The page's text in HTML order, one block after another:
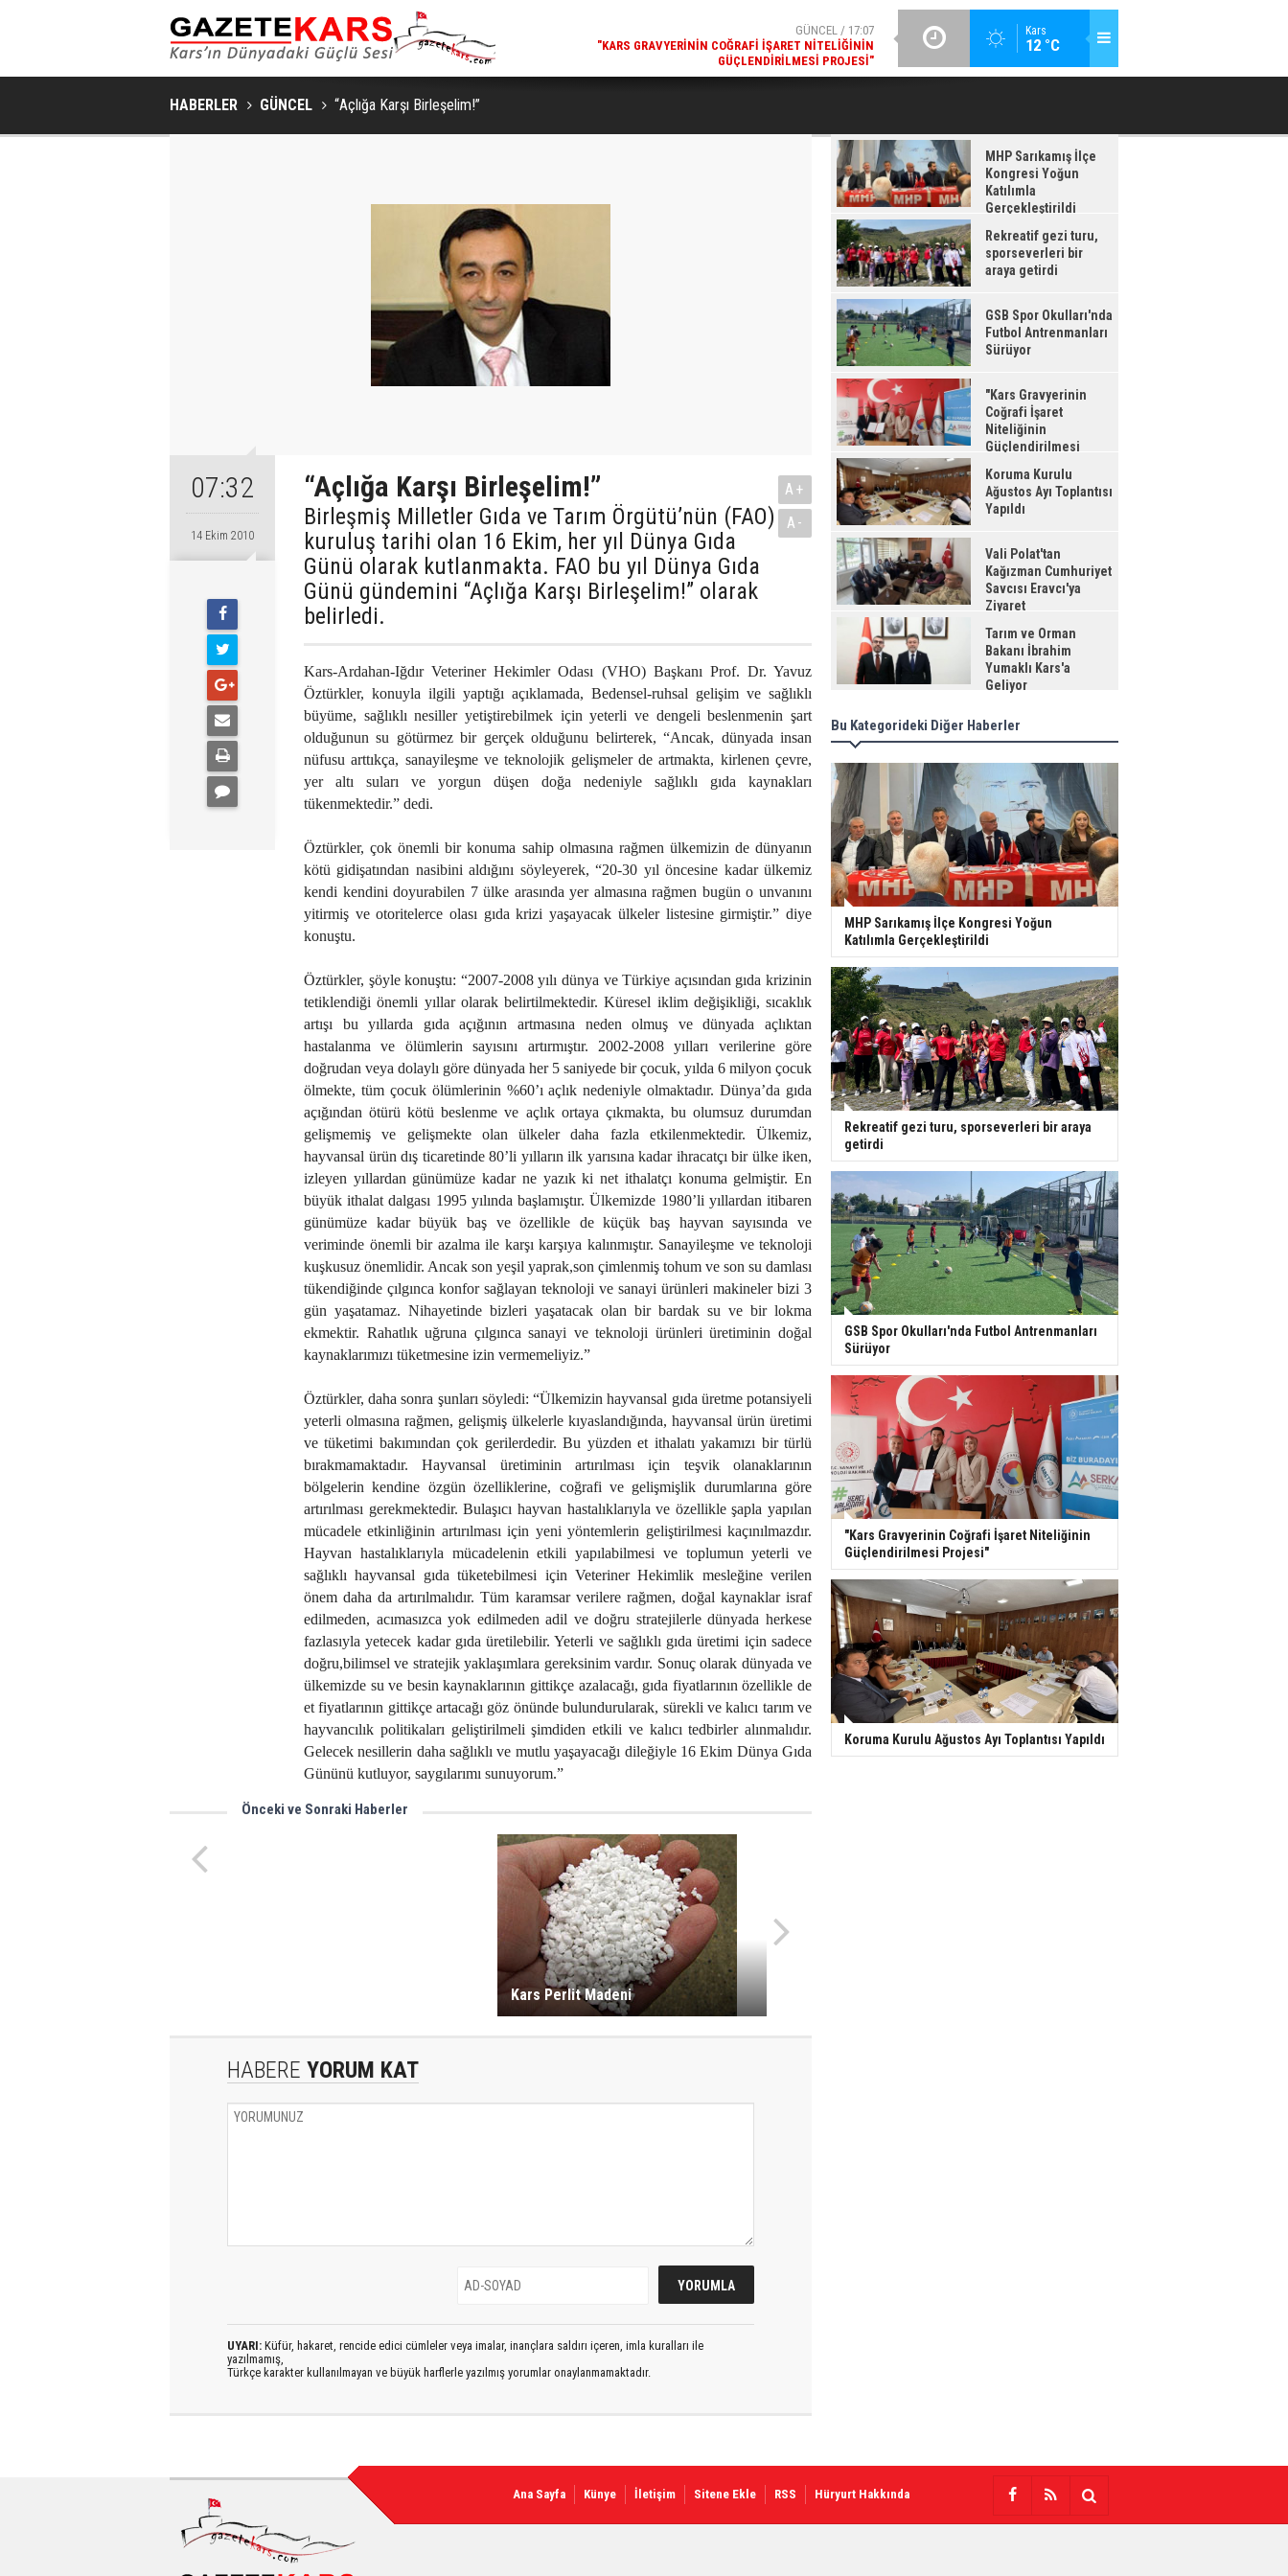
Kars
12 °C
GÜNCEL / 17:08
BIR ARAYA GETIRDI GSB SPOR OKULLARI'NDA FUTBOL ANTRENMANLARI SÜRÜYOR
GÜNCEL / 17:07
"KARS GRAVYERININ COĞRAFI İŞARET NITELIĞININ
GÜÇLENDIRILMESI PROJESI"
KORUMA KURULU AĞUSTOS AYI TOPLANTISI YAPILDI
HABERLER GÜNCEL “Açlığa Karşı Birleşelim!”
07:32
14 Ekim 2010
“Açlığa Karşı Birleşelim!”
Birleşmiş Milletler Gıda ve Tarım Örgütü’nün (FAO)
kuruluş tarihi olan 16 Ekim, her yıl Dünya Gıda
Günü olarak kutlanmakta. FAO bu yıl Dünya Gıda
Günü gündemini “Açlığa Karşı Birleşelim!” olarak
belirledi.
A+
A-
Kars-Ardahan-Iğdır Veteriner Hekimler Odası (VHO) Başkanı Prof. Dr. Yavuz
Öztürkler, konuyla ilgili yaptığı açıklamada, Bedensel-ruhsal gelişim ve sağlıklı
büyüme, sağlıklı nesiller yetiştirebilmek için yeterli ve dengeli beslenmenin şart
olduğunun su götürmez bir gerçek olduğunu belirterek, “Ancak, dünyada insan
nüfusu arttıkça, sanayileşme ve teknolojik gelişmeler de artmakta, kirlenen çevre,
yer altı suları ve yorgun düşen doğa nedeniyle sağlıklı gıda kaynakları
tükenmektedir.” dedi.
Öztürkler, çok önemli bir konuma sahip olmasına rağmen ülkemizin de dünyanın
kötü gidişatından nasibini aldığını söyleyerek, “20-30 yıl öncesine kadar ülkemiz
kendi kendini doyurabilen 7 ülke arasında yer almasına rağmen bugün o unvanını
yitirmiş ve otoritelerce olası gıda krizi yaşayacak ülkeler listesine girmiştir.” diye
konuştu.
Öztürkler, şöyle konuştu: “2007-2008 yılı dünya ve Türkiye açısından gıda krizinin
tetiklendiği önemli yıllar olarak belirtilmektedir. Küresel iklim değişikliği, sıcaklık
artışı bu yıllarda gıda açığının artmasına neden olmuş ve dünyada açlıktan
hastalanma ve ölümlerin sayısını artırmıştır. 2002-2008 yılları verilerine göre
doğrudan veya dolaylı göre dünyada her 5 saniyede bir çocuk, yılda 6 milyon çocuk
ölmekte, tüm çocuk ölümlerinin %60’ı açlık nedeniyle olmaktadır. Dünya’da gıda
açığından ötürü kötü beslenme ve açlık ortaya çıkmakta, bu olumsuz durumdan
gelişmemiş ve gelişmekte olan ülkeler daha fazla etkilenmektedir. Ülkemiz,
hayvansal ürün dış ticaretinde 80’li yılların ilk yarısına kadar ihracatçı bir ülke iken,
izleyen yıllardan günümüze kadar ne yazık ki net ithalatçı konuma gelmiştir. En
büyük ithalat dalgası 1995 yılında başlamıştır. Ülkemizde 1980’li yıllardan itibaren
günümüze kadar büyük baş ve özellikle de küçük baş hayvan sayısında ve
veriminde önemli bir azalma ile karşı karşıya kalınmıştır. Sanayileşme ve teknoloji
kuşkusuz önemlidir. Ancak son yeşil yaprak,son çimlenmiş tohum ve son su damlası
tükendiğinde çılgınca konfor sağlayan teknoloji ve sanayi ürünleri makineler bizi 3
gün yaşatamaz. Nihayetinde bizleri yaşatacak olan bir bardak su ve bir lokma
ekmektir. Rahatlık uğruna çılgınca sanayi ve teknoloji ürünleri üretiminin doğal
kaynaklarımızı tüketmesine izin vermemeliyiz.”
Öztürkler, daha sonra şunları söyledi: “Ülkemizin hayvansal gıda üretme potansiyeli
yeterli olmasına rağmen, gelişmiş ülkelerle kıyaslandığında, hayvansal ürün üretimi
ve tüketimi bakımından çok gerilerdedir. Bu yüzden et ithalatı yakamızı bir türlü
bırakmamaktadır. Hayvansal üretiminin artırılması için teşvik olanaklarının
bölgelerin kendine özgün özelliklerine, coğrafi ve gelişmişlik durumlarına göre
artırılması gerekmektedir. Bulaşıcı hayvan hastalıklarıyla ve özellikle şapla yapılan
mücadele etkinliğinin artırılması için yeni yöntemlerin geliştirilmesi kaçınılmazdır.
Hayvan hastalıklarıyla mücadelenin etkili yapılabilmesi ve toplumun yeterli ve
sağlıklı hayvansal gıda tüketebilmesi için Veteriner Hekimlik mesleğine verilen
önem daha da artırılmalıdır. Tüm karamsar verilere rağmen, doğal kaynaklar israf
edilmeden, acımasızca yok edilmeden adil ve doğru stratejilerle dünyada herkese
fazlasıyla yetecek kadar gıda üretilebilir. Yeterli ve sağlıklı gıda üretimi için sadece
doğru,bilimsel ve stratejik yaklaşımlara gereksinim vardır. Sonuç olarak dünyada ve
ülkemizde su ve besin kaynaklarının gittikçe azalacağı, gıda fiyatlarının özellikle de
et fiyatlarının gittikçe artacağı göz önünde bulundurularak, sürekli ve kalıcı tarım ve
hayvancılık politikaları geliştirilmeli şimdiden etkili ve kalıcı tedbirler alınmalıdır.
Gelecek nesillerin daha sağlıklı ve mutlu yaşayacağı dileğiyle 16 Ekim Dünya Gıda
Gününü kutluyor, saygılarımı sunuyorum.”
Önceki ve Sonraki Haberler
Tarım Açık Cezaevi kuruluyor
Kars Perlit Madeni
HABERE YORUM KAT
UYARI: Küfür, hakaret, rencide edici cümleler veya imalar, inançlara saldırı içeren, imla kuralları ile
yazılmamış,
Türkçe karakter kullanılmayan ve büyük harflerle yazılmış yorumlar onaylanmamaktadır.
MHP Sarıkamış İlçe
Kongresi Yoğun
Katılımla
Gerçekleştirildi
Rekreatif gezi turu,
sporseverleri bir
araya getirdi
GSB Spor Okulları'nda
Futbol Antrenmanları
Sürüyor
"Kars Gravyerinin
Coğrafi İşaret
Niteliğinin
Güçlendirilmesi
Projesi"
Koruma Kurulu
Ağustos Ayı Toplantısı
Yapıldı
Vali Polat'tan
Kağızman Cumhuriyet
Savcısı Eravcı'ya
Ziyaret
Tarım ve Orman
Bakanı İbrahim
Yumaklı Kars'a
Geliyor
Bu Kategorideki Diğer Haberler
MHP Sarıkamış İlçe Kongresi Yoğun
Katılımla Gerçekleştirildi
Rekreatif gezi turu, sporseverleri bir araya
getirdi
GSB Spor Okulları'nda Futbol Antrenmanları
Sürüyor
"Kars Gravyerinin Coğrafi İşaret Niteliğinin
Güçlendirilmesi Projesi"
Koruma Kurulu Ağustos Ayı Toplantısı Yapıldı
Ana Sayfa Künye İletişim Sitene Ekle RSS Hüryurt Hakkında